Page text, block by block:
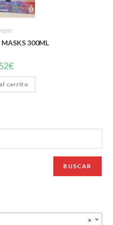
MASKS 300ML
€
carrito
BUSCAR
×